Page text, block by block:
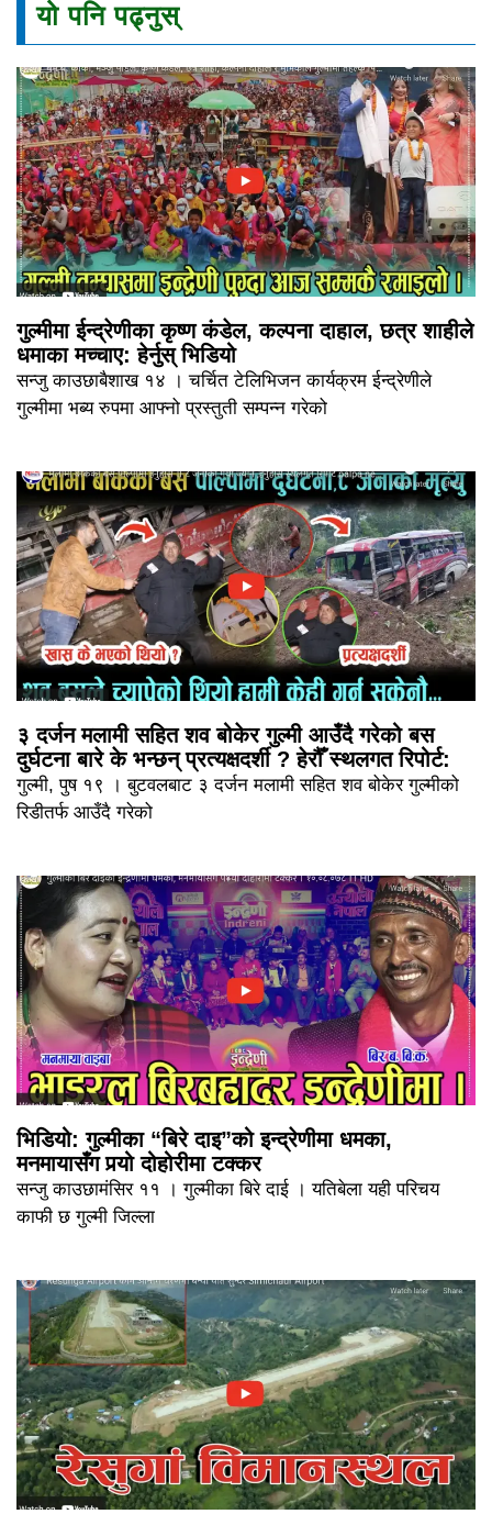
यो पनि पढ्नुस्
गुल्मीमा ईन्द्रेणीका कृष्ण कंडेल, कल्पना दाहाल, छत्र शाहीले
धमाका मच्चाए: हेर्नुस् भिडियो
सन्जु काउछाबैशाख १४ । चर्चित टेलिभिजन कार्यक्रम ईन्द्रेणीले
गुल्मीमा भब्य रुपमा आफ्नो प्रस्तुती सम्पन्न गरेको
३ दर्जन मलामी सहित शव बोकेर गुल्मी आउँदै गरेको बस
दुर्घटना बारे के भन्छन् प्रत्यक्षदर्शी ? हेरौँ स्थलगत रिपोर्ट:
गुल्मी, पुष १९ । बुटवलबाट ३ दर्जन मलामी सहित शव बोकेर गुल्मीको
रिडीतर्फ आउँदै गरेको
भिडियो: गुल्मीका “बिरे दाइ”को इन्द्रेणीमा धमका,
मनमायासँग पर्‍यो दोहोरीमा टक्कर
सन्जु काउछामंसिर ११ । गुल्मीका बिरे दाई । यतिबेला यही परिचय
काफी छ गुल्मी जिल्ला